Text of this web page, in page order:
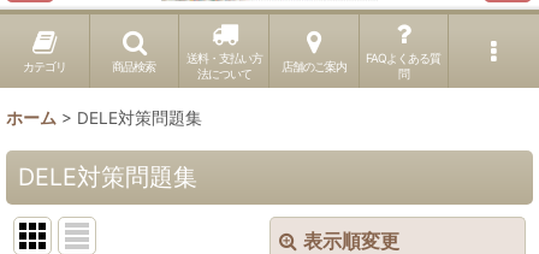
カテゴリ 商品検索
送料・支払い方
法について
店舗のご案内
FAQよくある質
問
ホーム > DELE対策問題集
DELE対策問題集
表示順変更